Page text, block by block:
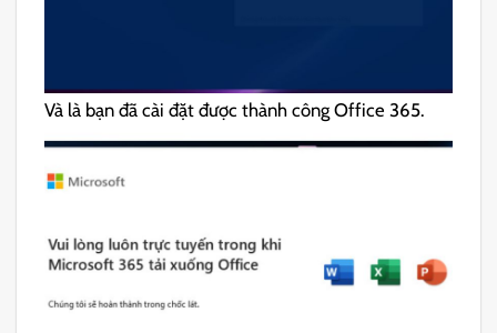
Và là bạn đã cài đặt được thành công Office 365.